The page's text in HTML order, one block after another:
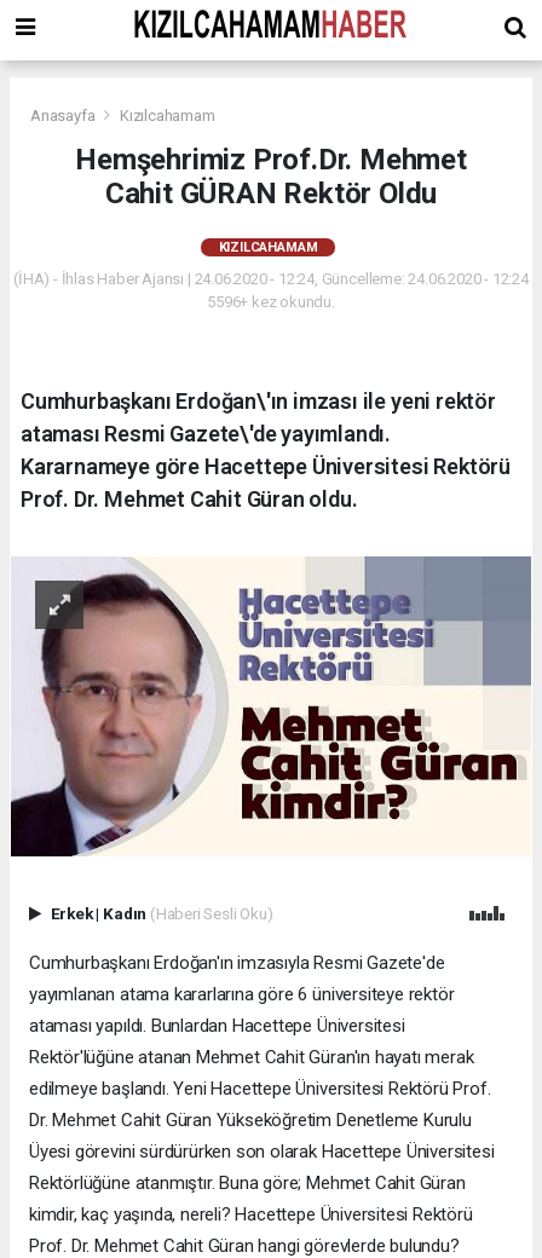
Anasayfa Kızılcahamam
Hemşehrimiz Prof.Dr. Mehmet
Cahit GÜRAN Rektör Oldu
KIZILCAHAMAM
(İHA) - İhlas Haber Ajansı | 24.06.2020 - 12:24, Güncelleme: 24.06.2020 - 12:24
5596+ kez okundu.
Cumhurbaşkanı Erdoğan\'ın imzası ile yeni rektör
ataması Resmi Gazete\'de yayımlandı.
Kararnameye göre Hacettepe Üniversitesi Rektörü
Prof. Dr. Mehmet Cahit Güran oldu.
Erkek| Kadın (Haberi Sesli Oku)
Cumhurbaşkanı Erdoğan'ın imzasıyla Resmi Gazete'de
yayımlanan atama kararlarına göre 6 üniversiteye rektör
ataması yapıldı. Bunlardan Hacettepe Üniversitesi
Rektör'lüğüne atanan Mehmet Cahit Güran'ın hayatı merak
edilmeye başlandı. Yeni Hacettepe Üniversitesi Rektörü Prof.
Dr. Mehmet Cahit Güran Yükseköğretim Denetleme Kurulu
Üyesi görevini sürdürürken son olarak Hacettepe Üniversitesi
Rektörlüğüne atanmıştır. Buna göre; Mehmet Cahit Güran
kimdir, kaç yaşında, nereli? Hacettepe Üniversitesi Rektörü
Prof. Dr. Mehmet Cahit Güran hangi görevlerde bulundu?